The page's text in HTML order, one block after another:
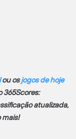
ou osjogos de hoje
365Scores:
atualizada,
mais!